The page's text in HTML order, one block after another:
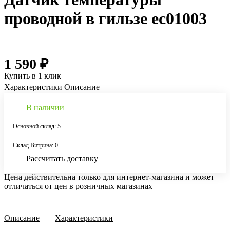
проводной в гильзе ec01003
1 590 ₽
Купить в 1 клик
Характеристики Описание
В наличии
Основной склад: 5
Склад Витрина: 0
Рассчитать доставку
Цена действительна только для интернет-магазина и может
отличаться от цен в розничных магазинах
Описание Характеристики